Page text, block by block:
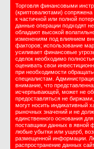
Торговля финансовыми
(криптовалютами)
к частичной или полной
данные операции подходят
обладают высокой
изменениям под влиянием
факторов; использование
усиливает финансовые
сделок необходимо
оценивать свои
при необходимости
специалистам.
внимание, что
исчерпывающей, может не
предоставляться не
могут носить индикативный
рыночных значений и не
единственного основания
поставщики данных в явной
любые убытки или ущерб,
размещенной информации.
распространение данных